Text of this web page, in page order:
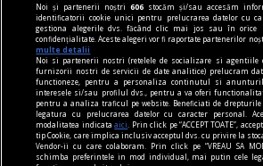
contraintuiția
De ce n-avea Navalnîi șapcă?
Dar trebuie să îi dăm societății
Noi și partenerii noștri606 stocăm și/sau accesăm
identificatorii cookie unici pentru prelucrarea datelor cu
gestiona alegerile dvs. făcând clic mai jos sau în orice
confidențialitate. Aceste alegeri vor fi raportate partenerilor
multe detalii
Noi si partenerii nostri (retelele de socializare si agentiile
furnizorii nostri de servicii de date analitice) prelucram
functioneze, pentru a personaliza continutul si
interesele si/sau profilul dvs., pentru a va oferi
pentru a analiza traficul pe website. Beneficiati de drepturile
legatura cu prelucrarea datelor cu caracter personal.
modalitatea indicataaici
. Prin click pe “ACCEPT TOATE”,
tip Cookie, care implica inclusiv acceptul dvs. cu privire la
Vendor-ii cu care colaboram. Prin click pe “VREAU SA
schimba preferintele in mod individual, mai putin cele